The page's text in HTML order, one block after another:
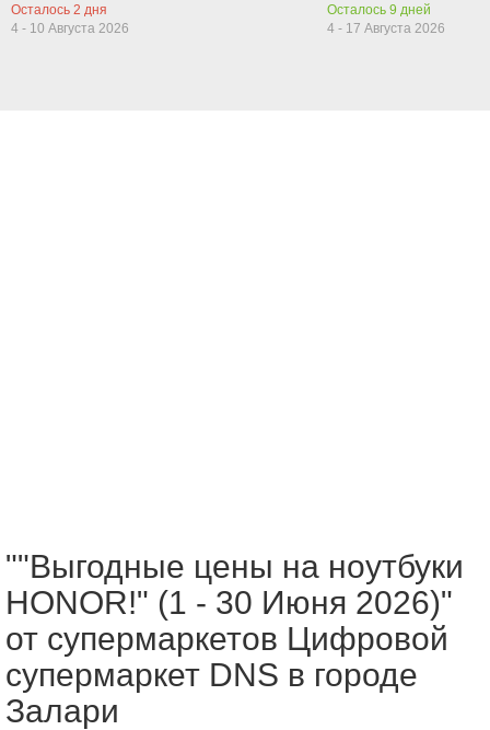
Осталось 2 дня
4 - 10 Августа 2026
Осталось 9 дней
4 - 17 Августа 2026
""Выгодные цены на ноутбуки
HONOR!" (1 - 30 Июня 2026)"
от супермаркетов Цифровой
супермаркет DNS в городе
Залари